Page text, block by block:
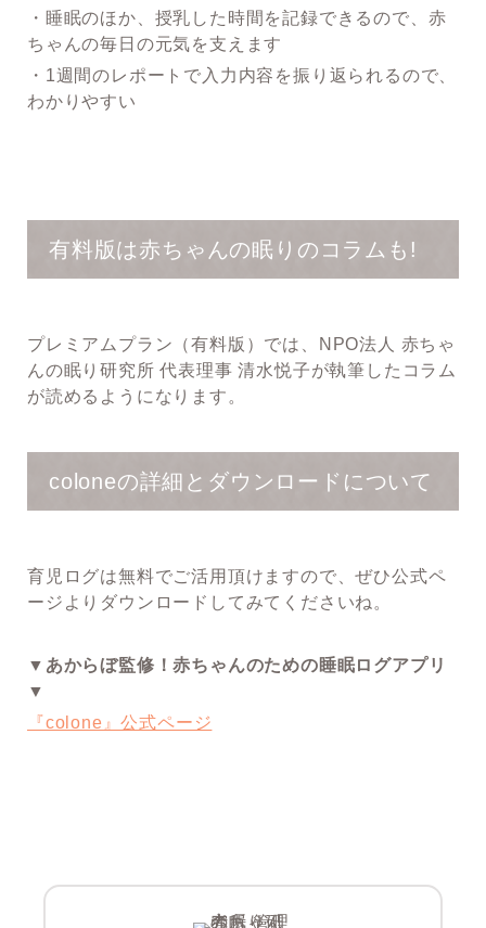
・睡眠のほか、授乳した時間を記録できるので、赤
ちゃんの毎日の元気を支えます
・1週間のレポートで入力内容を振り返られるので、
わかりやすい
有料版は赤ちゃんの眠りのコラムも!
プレミアムプラン（有料版）では、NPO法人 赤ちゃ
んの眠り研究所 代表理事 清水悦子が執筆したコラム
が読めるようになります。
coloneの詳細とダウンロードについて
育児ログは無料でご活用頂けますので、ぜひ公式ペ
ージよりダウンロードしてみてくださいね。
▼あからぼ監修！赤ちゃんのための睡眠ログアプリ
▼
『colone』公式ページ